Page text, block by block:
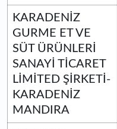
KARADENİZ
GURME ET VE
SÜT ÜRÜNLERİ
SANAYİ TİCARET
LİMİTED ŞİRKETİ-
KARADENİZ
MANDIRA